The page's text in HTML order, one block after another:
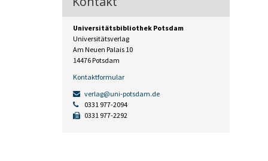
Universitätsbibliothek Potsdam
Universitätsverlag
Am Neuen Palais 10
14476 Potsdam
Kontaktformular
verlag@uni-potsdam.de
0331 977-2094
0331 977-2292